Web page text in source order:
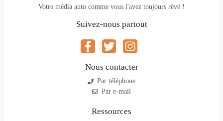
Votre média auto comme vous l'avez toujours rêvé !
Suivez-nous partout
Nous contacter
Par téléphone
Par e-mail
Ressources